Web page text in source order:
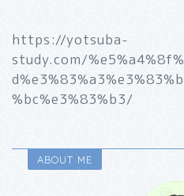
https://yotsuba-
study.com/
%bc%e3%83%b3/
ABOUT ME